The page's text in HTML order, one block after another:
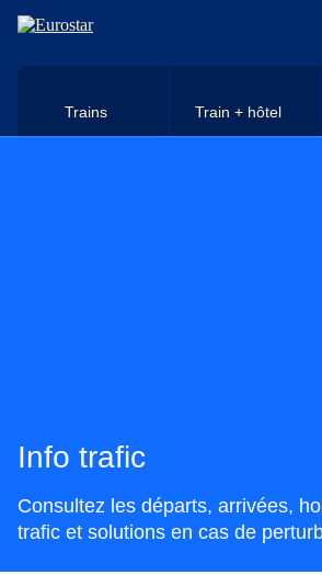
Aller au contenu principal
Trains Train + hôtel
Info trafic
Consultez les départs, arrivées,
trafic et solutions en cas de